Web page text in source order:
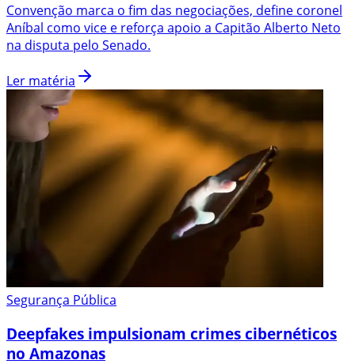
Convenção marca o fim das negociações, define coronel
Aníbal como vice e reforça apoio a Capitão Alberto Neto
na disputa pelo Senado.
Ler matéria
Segurança Pública
Deepfakes impulsionam crimes cibernéticos
no Amazonas